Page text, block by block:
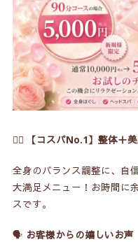
💆‍♀️ 【コスパNo.1】整体＋
全身のバランス調整に、自
大満足メニュー！お時間に
スです。
🗣️ お客様からの嬉しいお声